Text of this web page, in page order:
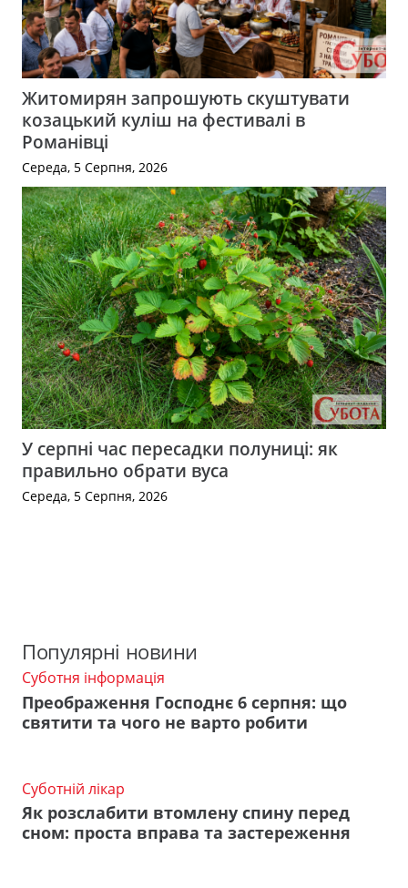
Житомирян запрошують скуштувати
козацький куліш на фестивалі в
Романівці
Середа, 5 Серпня, 2026
У серпні час пересадки полуниці: як
правильно обрати вуса
Середа, 5 Серпня, 2026
Популярні новини
Суботня інформація
Преображення Господнє 6 серпня: що
святити та чого не варто робити
Суботній лікар
Як розслабити втомлену спину перед
сном: проста вправа та застереження